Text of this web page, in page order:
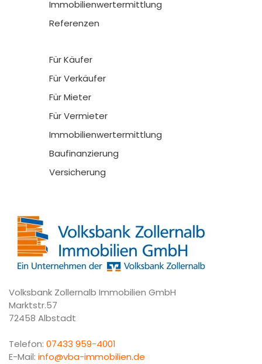
Immobilienwertermittlung
Referenzen
Für Käufer
Für Verkäufer
Für Mieter
Für Vermieter
Immobilienwertermittlung
Baufinanzierung
Versicherung
Volksbank Zollernalb Immobilien GmbH
Marktstr.57
72458 Albstadt
Telefon: 07433 959-4001
E-Mail: info@vba-immobilien.de